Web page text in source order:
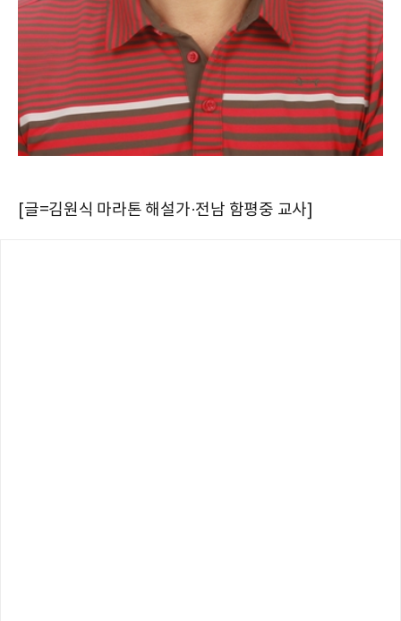
[글=김원식 마라톤 해설가·전남 함평중 교사]